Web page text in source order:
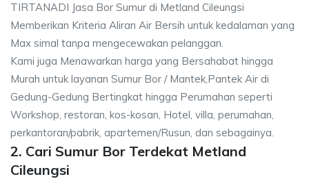
TIRTANADI Jasa Bor Sumur di Metland Cileungsi
Memberikan Kriteria Aliran Air Bersih untuk kedalaman yang
Max simal tanpa mengecewakan pelanggan.
Kami juga Menawarkan harga yang Bersahabat hingga
Murah untuk layanan Sumur Bor / Mantek,Pantek Air di
Gedung-Gedung Bertingkat hingga Perumahan seperti
Workshop, restoran, kos-kosan, Hotel, villa, perumahan,
perkantoran/pabrik, apartemen/Rusun, dan sebagainya.
2. Cari Sumur Bor Terdekat Metland
Cileungsi